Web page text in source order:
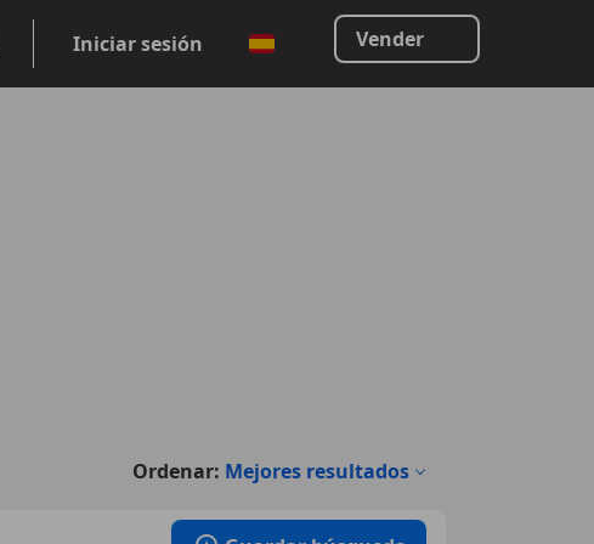
Iniciar sesión Vender
Ordenar: Mejores resultados